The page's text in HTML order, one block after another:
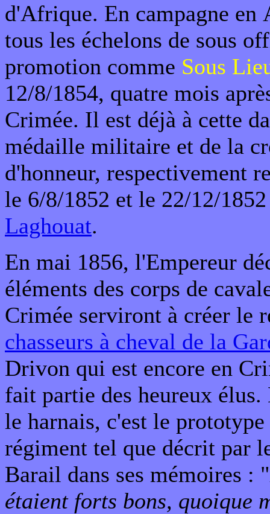
d'Afrique. En campagne
tous les échelons de sous
promotion comme Sous
12/8/1854, quatre mois
Crimée. Il est déjà à cette
médaille militaire et de la
d'honneur, respectivement
le 6/8/1852 et le 22/12/
Laghouat.
En mai 1856, l'Empereur
éléments des corps de
Crimée serviront à créer le
chasseurs à cheval de la
Drivon qui est encore en
fait partie des heureux
le harnais, c'est le
régiment tel que décrit par
Barail dans ses mémoires : "
étaient forts bons, quoique